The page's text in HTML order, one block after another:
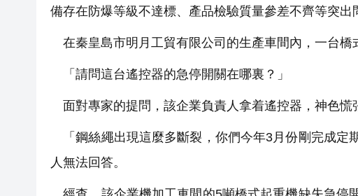
備存在防爆等級不達標、產品檢驗質量參差不齊等突出
在秦皇島市明月工貿有限公司的生產車間內，一台橋
「請問這台遙控器的急停開關在哪裏？」
面對專家的提問，該企業負責人拿着遙控器，神色慌
「鋼絲繩出現這麼多斷裂，你們今年3月份剛完成定
人無法回答。